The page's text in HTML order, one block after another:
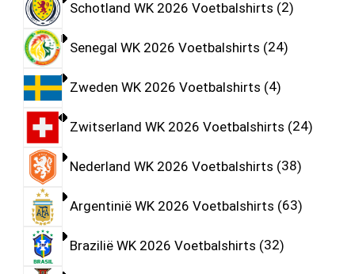
Schotland WK 2026 Voetbalshirts 2
Senegal WK 2026 Voetbalshirts 24
Zweden WK 2026 Voetbalshirts 4
Zwitserland WK 2026 Voetbalshirts 24
Nederland WK 2026 Voetbalshirts 38
Argentinië WK 2026 Voetbalshirts 63
Brazilië WK 2026 Voetbalshirts 32